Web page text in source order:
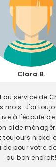
Clara B.
au service de
mois. J'ai
à l'écoute de
aide
toujours nickel
pour votre
au bon endroit!